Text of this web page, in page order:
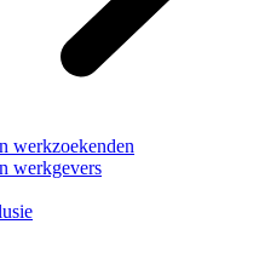
werkzoekenden
werkgevers